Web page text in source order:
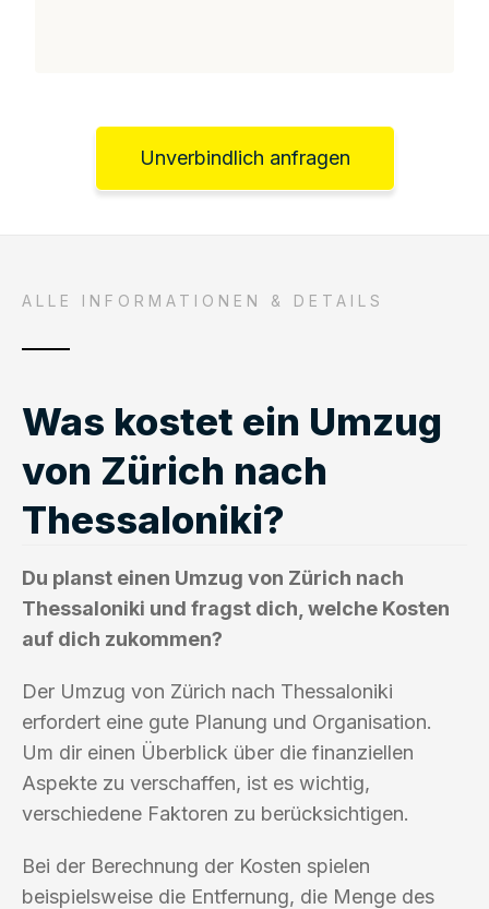
Unverbindlich anfragen
ALLE INFORMATIONEN & DETAILS
Was kostet ein Umzug
von Zürich nach
Thessaloniki?
Du planst einen Umzug von Zürich nach
Thessaloniki und fragst dich, welche Kosten
auf dich zukommen?
Der Umzug von Zürich nach Thessaloniki
erfordert eine gute Planung und Organisation.
Um dir einen Überblick über die finanziellen
Aspekte zu verschaffen, ist es wichtig,
verschiedene Faktoren zu berücksichtigen.
Bei der Berechnung der Kosten spielen
beispielsweise die Entfernung, die Menge des